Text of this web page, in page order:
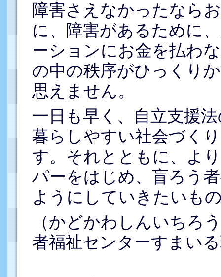
障害さえなかったなら
に、障害があるために
ーションにお金を払わ
の中の秩序がひっくり
思えません。
一日も早く、自立支援
暮らしやすい社会づく
す。それとともに、よ
パーをはじめ、盲ろう
ようにしていきたいも
（かどかわしんいちろ
者福祉センターすまい